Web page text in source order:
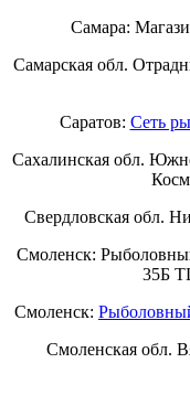
Самара:
Самарская обл.
Саратов: Сеть
Сахалинская обл.
Свердловская обл.
Смоленск:
35Б
Смоленск:
Смоленская обл.